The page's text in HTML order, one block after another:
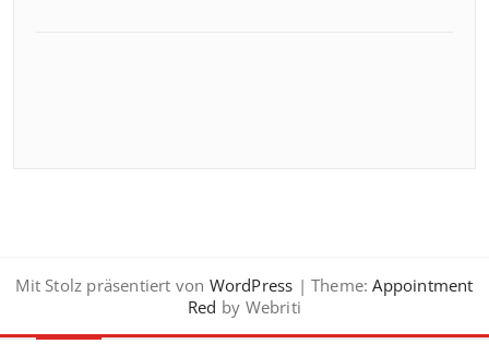
Mit Stolz präsentiert von WordPress | Theme: Appointment
Red by Webriti